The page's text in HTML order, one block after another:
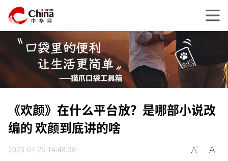
《欢颜》在什么平台放？是哪部小说改
编的 欢颜到底讲的啥
2023-07-25 14:48:38